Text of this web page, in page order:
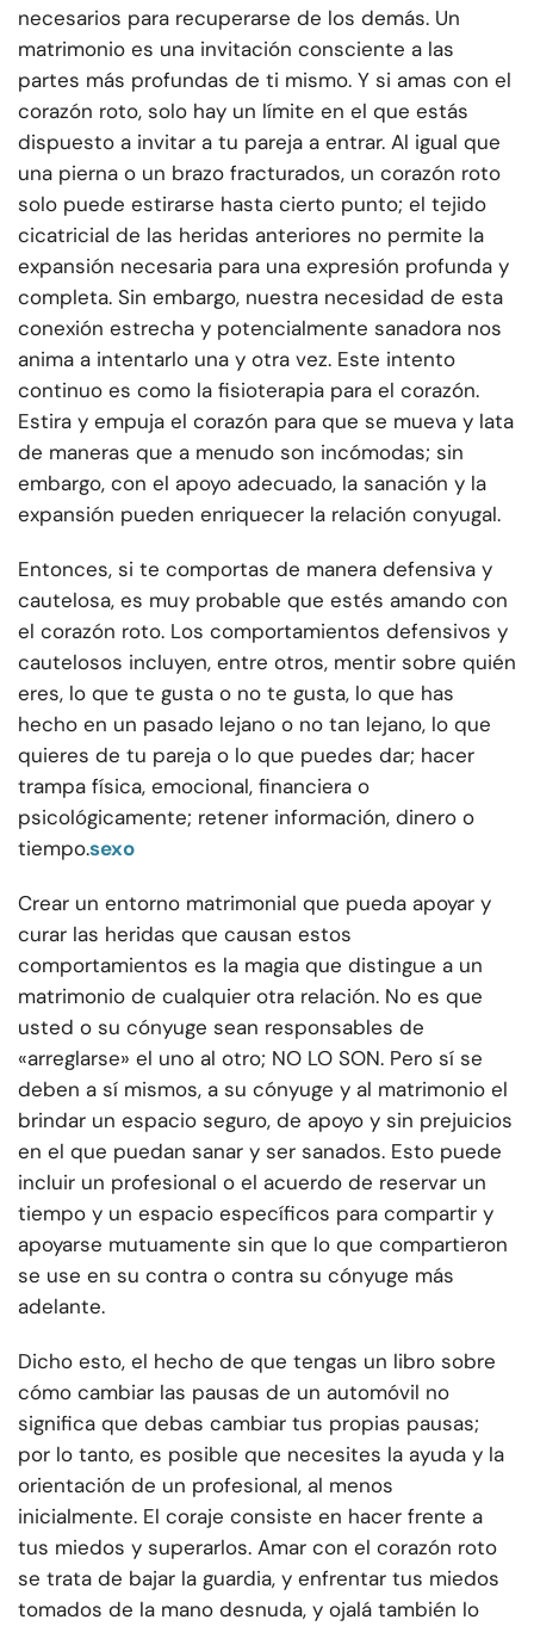
necesarios para recuperarse de los demás. Un
matrimonio es una invitación consciente a las
partes más profundas de ti mismo. Y si amas con el
corazón roto, solo hay un límite en el que estás
dispuesto a invitar a tu pareja a entrar. Al igual que
una pierna o un brazo fracturados, un corazón roto
solo puede estirarse hasta cierto punto; el tejido
cicatricial de las heridas anteriores no permite la
expansión necesaria para una expresión profunda y
completa. Sin embargo, nuestra necesidad de esta
conexión estrecha y potencialmente sanadora nos
anima a intentarlo una y otra vez. Este intento
continuo es como la fisioterapia para el corazón.
Estira y empuja el corazón para que se mueva y lata
de maneras que a menudo son incómodas; sin
embargo, con el apoyo adecuado, la sanación y la
expansión pueden enriquecer la relación conyugal.
Entonces, si te comportas de manera defensiva y
cautelosa, es muy probable que estés amando con
el corazón roto. Los comportamientos defensivos y
cautelosos incluyen, entre otros, mentir sobre quién
eres, lo que te gusta o no te gusta, lo que has
hecho en un pasado lejano o no tan lejano, lo que
quieres de tu pareja o lo que puedes dar; hacer
trampa física, emocional, financiera o
psicológicamente; retener información, dinero o
tiempo.sexo
Crear un entorno matrimonial que pueda apoyar y
curar las heridas que causan estos
comportamientos es la magia que distingue a un
matrimonio de cualquier otra relación. No es que
usted o su cónyuge sean responsables de
«arreglarse» el uno al otro; NO LO SON. Pero sí se
deben a sí mismos, a su cónyuge y al matrimonio el
brindar un espacio seguro, de apoyo y sin prejuicios
en el que puedan sanar y ser sanados. Esto puede
incluir un profesional o el acuerdo de reservar un
tiempo y un espacio específicos para compartir y
apoyarse mutuamente sin que lo que compartieron
se use en su contra o contra su cónyuge más
adelante.
Dicho esto, el hecho de que tengas un libro sobre
cómo cambiar las pausas de un automóvil no
significa que debas cambiar tus propias pausas;
por lo tanto, es posible que necesites la ayuda y la
orientación de un profesional, al menos
inicialmente. El coraje consiste en hacer frente a
tus miedos y superarlos. Amar con el corazón roto
se trata de bajar la guardia, y enfrentar tus miedos
tomados de la mano desnuda, y ojalá también lo